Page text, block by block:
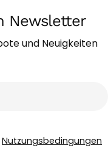
Newsletter
und Neuigkeiten
Nutzungsbedingungen